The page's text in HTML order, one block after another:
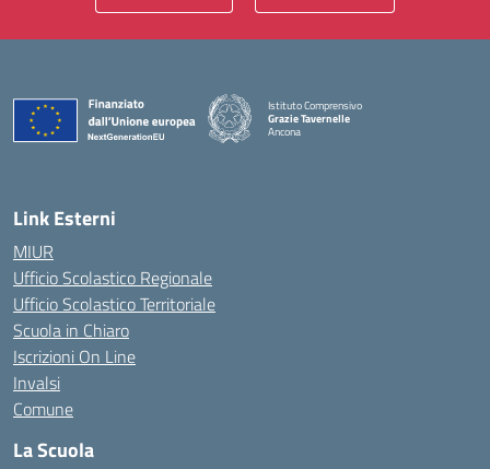
Istituto Comprensivo
Grazie Tavernelle
Ancona
Link Esterni
MIUR
Ufficio Scolastico Regionale
Ufficio Scolastico Territoriale
Scuola in Chiaro
Iscrizioni On Line
Invalsi
Comune
La Scuola